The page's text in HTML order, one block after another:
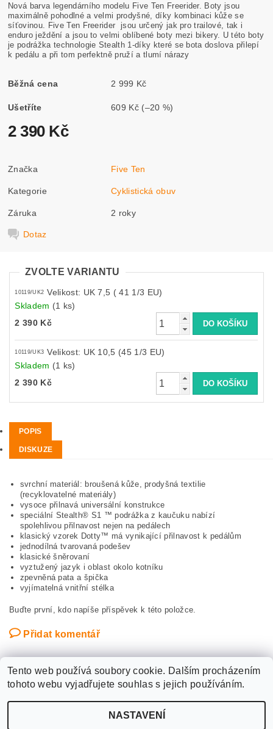
Nová barva legendárního modelu Five Ten Freerider. Boty jsou
maximálně pohodlné a velmi prodyšné, díky kombinaci kůže se
síťovinou. Five Ten Freerider jsou určený jak pro trailové, tak i
enduro ježdění a jsou to velmi oblíbené boty mezi bikery. U této boty
je podrážka technologie Stealth 1-díky které se bota doslova přilepí
k pedálu a při tom perfektně pruží a tlumí nárazy
Běžná cena 2 999 Kč
Ušetříte 609 Kč (–20 %)
2 390 Kč
Značka Five Ten
Kategorie Cyklistická obuv
Záruka 2 roky
Dotaz
ZVOLTE VARIANTU
10119/UK2 Velikost: UK 7,5 ( 41 1/3 EU)
Skladem (1 ks)
2 390 Kč
10119/UK3 Velikost: UK 10,5 (45 1/3 EU)
Skladem (1 ks)
2 390 Kč
POPIS
DISKUZE
svrchní materiál: broušená kůže, prodyšná textilie
(recyklovatelné materiály)
vysoce přilnavá universální konstrukce
speciální Stealth® S1 ™ podrážka z kaučuku nabízí
spolehlivou přilnavost nejen na pedálech
klasický vzorek Dotty™ má vynikající přilnavost k pedálům
jednodílná tvarovaná podešev
klasické šněrovaní
vyztužený jazyk i oblast okolo kotníku
zpevněná pata a špička
vyjímatelná vnitřní stélka
Buďte první, kdo napíše příspěvek k této položce.
Přidat komentář
WANTED SPORT PARDUBICE , všechna práva vyhrazena
Tento web používá soubory cookie. Dalším procházením
tohoto webu vyjadřujete souhlas s jejich používáním.
NASTAVENÍ